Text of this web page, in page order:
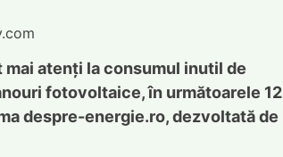
atenți la consumul inutil de
fotovoltaice, în următoarele 12
despre-energie.ro, dezvoltată de